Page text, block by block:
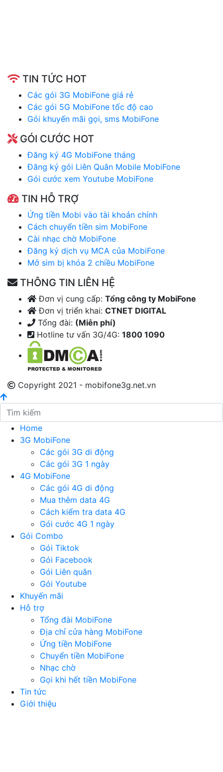
TIN TỨC HOT
Các gói 3G MobiFone giá rẻ
Các gói 5G MobiFone tốc độ cao
Gói khuyến mãi gọi, sms MobiFone
GÓI CƯỚC HOT
Đăng ký 4G MobiFone tháng
Đăng ký gói Liên Quân Mobile MobiFone
Gói cước xem Youtube MobiFone
TIN HỖ TRỢ
Ứng tiền Mobi vào tài khoản chính
Cách chuyển tiền sim MobiFone
Cài nhạc chờ MobiFone
Đăng ký dịch vụ MCA của MobiFone
Mở sim bị khóa 2 chiều MobiFone
THÔNG TIN LIÊN HỆ
Đơn vị cung cấp: Tổng công ty MobiFone
Đơn vị triển khai: CTNET DIGITAL
Tổng đài: (Miễn phí)
Hotline tư vấn 3G/4G: 1800 1090
Copyright 2021 - mobifone3g.net.vn
Home
3G MobiFone
Các gói 3G di động
Các gói 3G 1 ngày
4G MobiFone
Các gói 4G di động
Mua thêm data 4G
Cách kiểm tra data 4G
Gói cước 4G 1 ngày
Gói Combo
Gói Tiktok
Gói Facebook
Gói Liên quân
Gói Youtube
Khuyến mãi
Hỗ trợ
Tổng đài MobiFone
Địa chỉ cửa hàng MobiFone
Ứng tiền MobiFone
Chuyển tiền MobiFone
Nhạc chờ
Gọi khi hết tiền MobiFone
Tin tức
Giới thiệu